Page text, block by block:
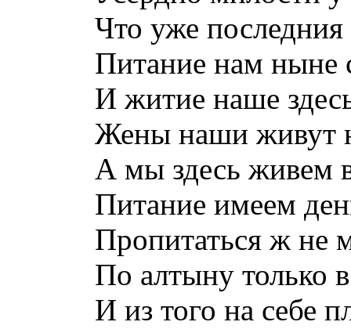
Что уже
Питание нам ныне
И житие наше
Жены наши живут
А мы здесь живем
Питание имеем
Пропитаться ж не
По алтыну только
И из того на себе